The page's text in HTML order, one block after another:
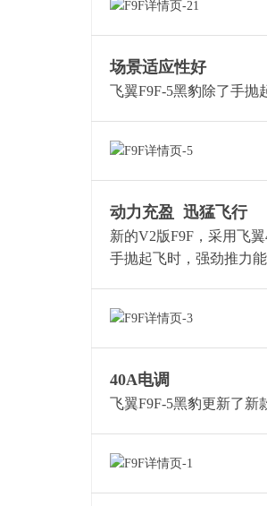
场景适应性好
飞翼F9F-5黑豹除了手抛
动力充盈 迅猛飞行
新的V2版F9F，采用飞
手抛起飞时，强劲推力
40A电调
飞翼F9F-5黑豹更新了新